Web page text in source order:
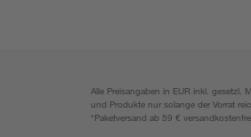
Alle Preisangaben in EUR inkl. gesetzl.
und Produkte nur solange der Vorrat
*Paketversand ab 59 €